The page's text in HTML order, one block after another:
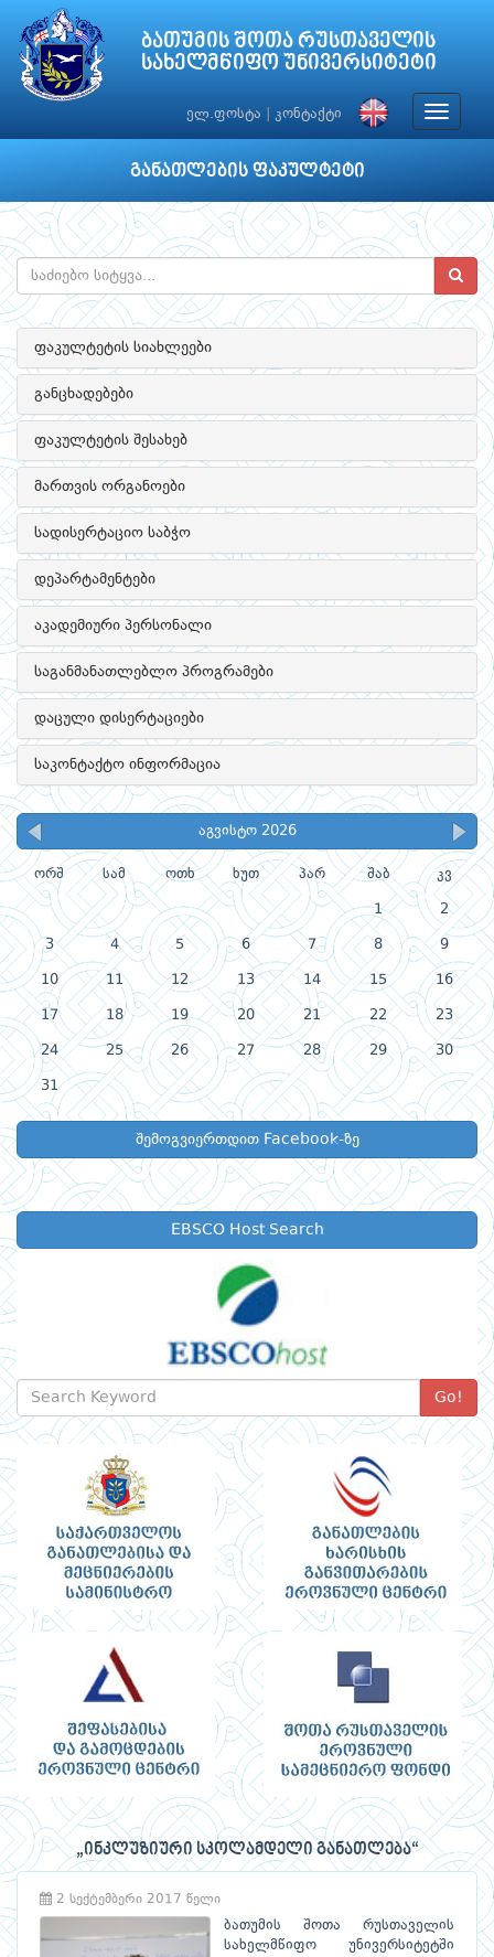
ბათუმის შოთა რუსთაველის
სახელმწიფო უნივერსიტეტი
ელ.ფოსტა კონტაქტი
Toggle
განათლების ფაკულტეტი
ფაკულტეტის სიახლეები
განცხადებები
ფაკულტეტის შესახებ
მართვის ორგანოები
სადისერტაციო საბჭო
დეპარტამენტები
აკადემიური პერსონალი
საგანმანათლებლო პროგრამები
დაცული დისერტაციები
საკონტაქტო ინფორმაცია
აგვისტო 2026
ორშ სამ ოთხ ხუთ პარ შაბ კვ
1 2
3 4 5 6 7 8 9
10 11 12 13 14 15 16
17 18 19 20 21 22 23
24 25 26 27 28 29 30
31
შემოგვიერთდით Facebook-ზე
EBSCO Host Search
Go!
„ინკლუზიური სკოლამდელი განათლება“
2 სექტემბერი 2017 წელი
ბათუმის შოთა რუსთაველის
სახელმწიფო უნივერსიტეტში